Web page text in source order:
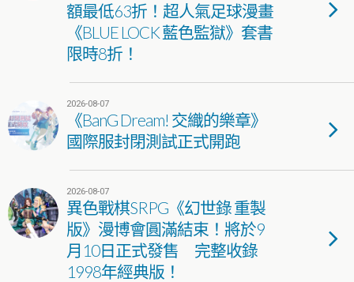
額最低63折！超人氣足球漫畫
《BLUE LOCK 藍色監獄》套書
限時8折！
2026-08-07
《BanG Dream! 交織的樂章》
國際服封閉測試正式開跑
2026-08-07
異色戰棋SRPG《幻世錄 重製
版》漫博會圓滿結束！將於9
月10日正式發售 完整收錄
1998年經典版！